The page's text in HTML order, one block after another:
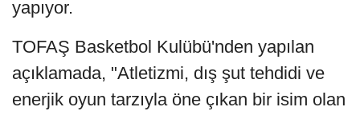
yapıyor.
TOFAŞ Basketbol Kulübü'nden yapılan
açıklamada, "Atletizmi, dış şut tehdidi ve
enerjik oyun tarzıyla öne çıkan bir isim olan